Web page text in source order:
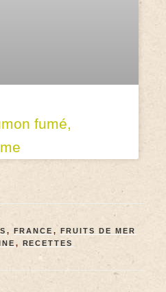
fumé,
, FRANCE ,
FRUITS DE MER
, RECETTES